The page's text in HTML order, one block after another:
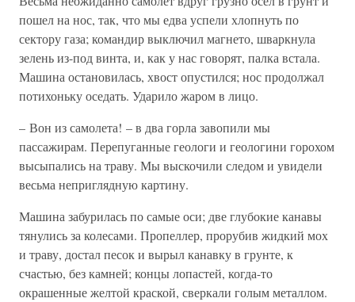
пошел на нос, так, что мы едва успели хлопнуть по
сектору газа; командир выключил магнето, шваркнула
зелень из-под винта, и, как у нас говорят, палка встала.
Машина остановилась, хвост опустился; нос продолжал
потихоньку оседать. Ударило жаром в лицо.
– Вон из самолета! – в два горла завопили мы
пассажирам. Перепуганные геологи и геологини горохом
высыпались на траву. Мы выскочили следом и увидели
весьма неприглядную картину.
Машина забурилась по самые оси; две глубокие канавы
тянулись за колесами. Пропеллер, прорубив жидкий мох
и траву, достал песок и вырыл канавку в грунте, к
счастью, без камней; концы лопастей, когда-то
окрашенные желтой краской, сверкали голым металлом.